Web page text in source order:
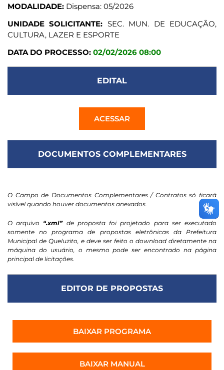
MODALIDADE: Dispensa: 05/2026
UNIDADE SOLICITANTE: SEC. MUN. DE EDUCAÇÃO,
CULTURA, LAZER E ESPORTE
DATA DO PROCESSO: 02/02/2026 08:00
EDITAL
ACESSAR
DOCUMENTOS COMPLEMENTARES
O Campo de Documentos Complementares / Contratos só ficará
visível quando houver documentos anexados.
O arquivo “.xml”de proposta foi projetado para ser executado
somente no programa de propostas eletrônicas da Prefeitura
Municipal de Queluzito, e deve ser feito o download diretamente na
máquina do usuário, o mesmo pode ser encontrado na página
principal de licitações.
EDITOR DE PROPOSTAS
BAIXAR PROGRAMA
BAIXAR MANUAL